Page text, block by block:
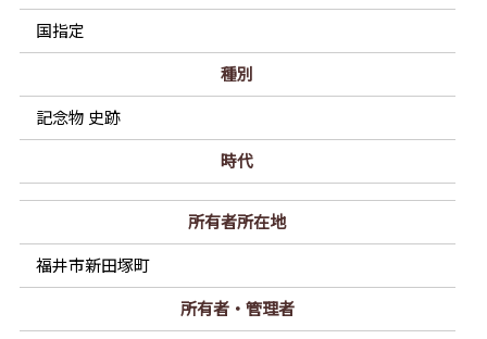
国指定
種別
記念物 史跡
時代
所有者所在地
福井市新田塚町
所有者・管理者